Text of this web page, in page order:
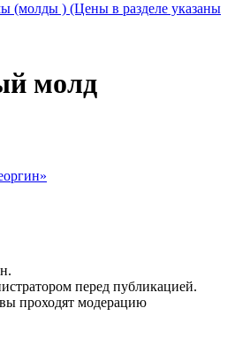
(молды ) (Цены в разделе указаны
молд
перед публикацией.
проходят модерацию